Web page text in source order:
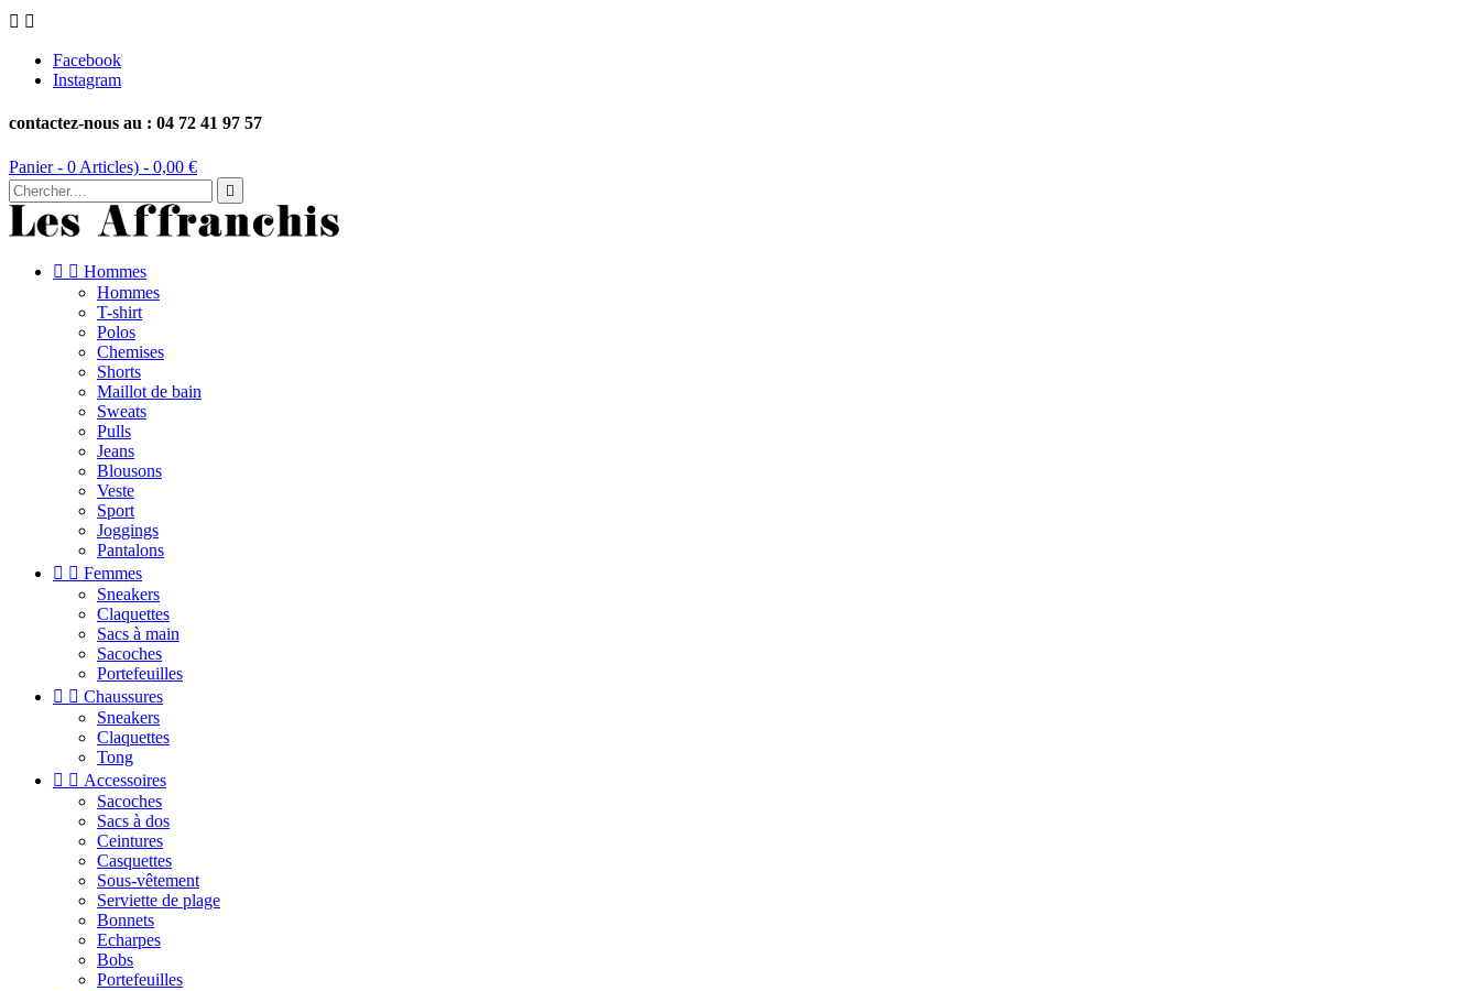
 
Facebook
Instagram
contactez-nous au : 04 72 41 97 57
Panier - 0 Articles) - 0,00 €

  Hommes
Hommes
T-shirt
Polos
Chemises
Shorts
Maillot de bain
Sweats
Pulls
Jeans
Blousons
Veste
Sport
Joggings
Pantalons
  Femmes
Sneakers
Claquettes
Sacs à main
Sacoches
Portefeuilles
  Chaussures
Sneakers
Claquettes
Tong
  Accessoires
Sacoches
Sacs à dos
Ceintures
Casquettes
Sous-vêtement
Serviette de plage
Bonnets
Echarpes
Bobs
Portefeuilles